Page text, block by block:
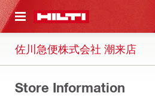
内容を表示
佐川急便株式会社 潮来店
Store Information